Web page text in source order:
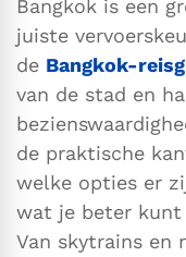
Bangkok is een
juiste
de Bangkok-
van de stad en
de praktische
welke opties er
wat je beter kunt
Van skytrains en